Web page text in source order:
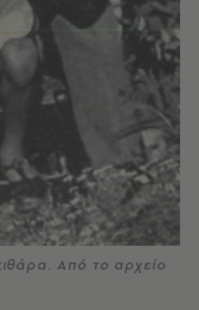
Από το αρχείο